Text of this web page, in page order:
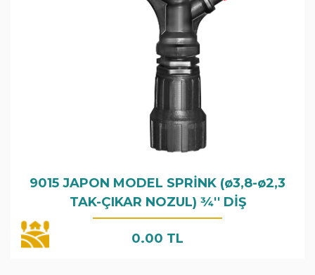
9015 JAPON MODEL SPRİNK (ø3,8-ø2,3
TAK-ÇIKAR NOZUL) 3⁄4'' DİŞ
0.00 TL